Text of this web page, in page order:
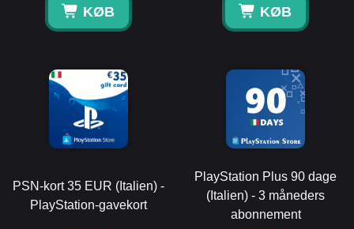
KØB KØB
PSN-kort 35 EUR (Italien) -
PlayStation-gavekort
PlayStation Plus 90 dage
(Italien) - 3 måneders
abonnement